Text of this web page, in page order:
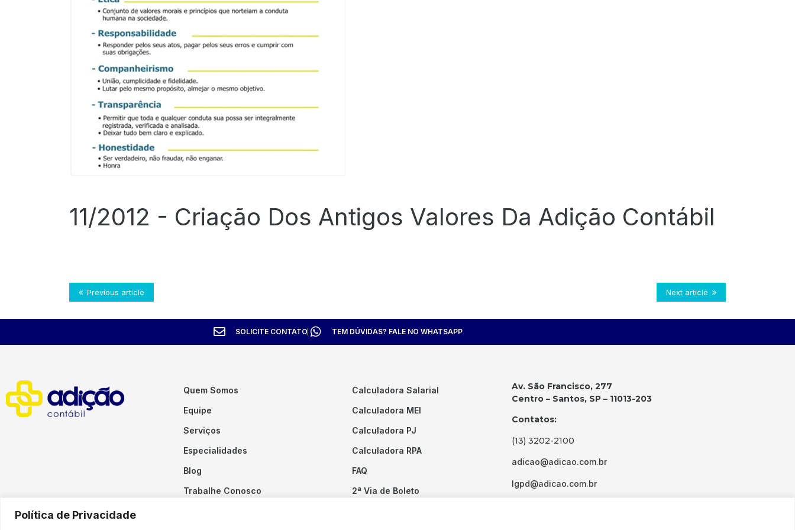
Política de Privacidade
11/2012 - Criação Dos Antigos Valores Da Adição Contábil
Next article
Previous article
SOLICITE CONTATO TEM DÚVIDAS? FALE NO WHATSAPP
Quem Somos
Equipe
Serviços
Especialidades
Blog
Trabalhe Conosco
Calculadora Salarial
Calculadora MEI
Calculadora PJ
Calculadora RPA
FAQ
2ª Via de Boleto
Av. São Francisco, 277
Centro – Santos, SP – 11013-203
Contatos:
(13) 3202-2100
adicao@adicao.com.br
lgpd@adicao.com.br